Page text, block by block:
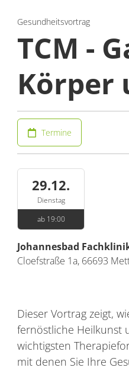
Gesundheitsvortrag
TCM -
Körper
Termine
29.12.
Dienstag
ab 19:00
Johannesbad
Cloefstraße 1a, 66693
Dieser Vortrag zeigt,
fernöstliche Heilkunst
wichtigsten
mit denen Sie Ihre